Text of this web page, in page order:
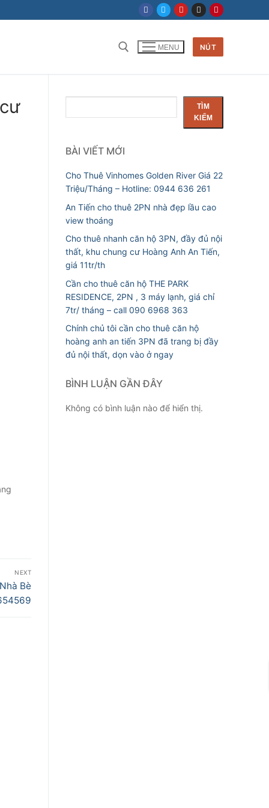
Tìm kiếm cho:
MENU NÚT
NEXT
Bè
kiếm
TÌM
KIẾM
BÀI VIẾT MỚI
Cho Thuê Vinhomes Golden River Giá 22
Triệu/Tháng – Hotline: 0944 636 261
An Tiến cho thuê 2PN nhà đẹp lầu cao
view thoáng
Cho thuê nhanh căn hộ 3PN, đầy đủ nội
thất, khu chung cư Hoàng Anh An Tiến,
giá 11tr/th
Cần cho thuê căn hộ THE PARK
RESIDENCE, 2PN , 3 máy lạnh, giá chỉ
7tr/ tháng – call 090 6968 363
Chính chủ tôi cần cho thuê căn hộ
hoàng anh an tiến 3PN đã trang bị đầy
đủ nội thất, dọn vào ở ngay
BÌNH LUẬN GẦN ĐÂY
Không có bình luận nào để hiển thị.